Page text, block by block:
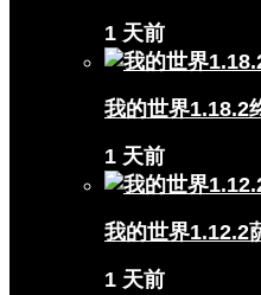
1 天前
我的世界1.18.2
1 天前
我的世界1.12.2
1 天前